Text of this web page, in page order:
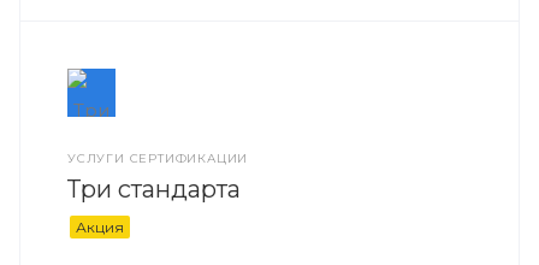
УСЛУГИ СЕРТИФИКАЦИИ
Три стандарта
Акция